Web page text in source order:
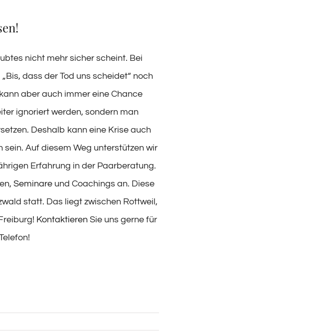
nicht mehr sicher scheint. Bei
dass der Tod uns scheidet“ noch
aber auch immer eine Chance
ignoriert werden, sondern man
Deshalb kann eine Krise auch
Auf diesem Weg unterstützen wir
Erfahrung in der Paarberatung.
Seminare und Coachings an. Diese
statt. Das liegt zwischen Rottweil,
Kontaktieren Sie uns gerne für